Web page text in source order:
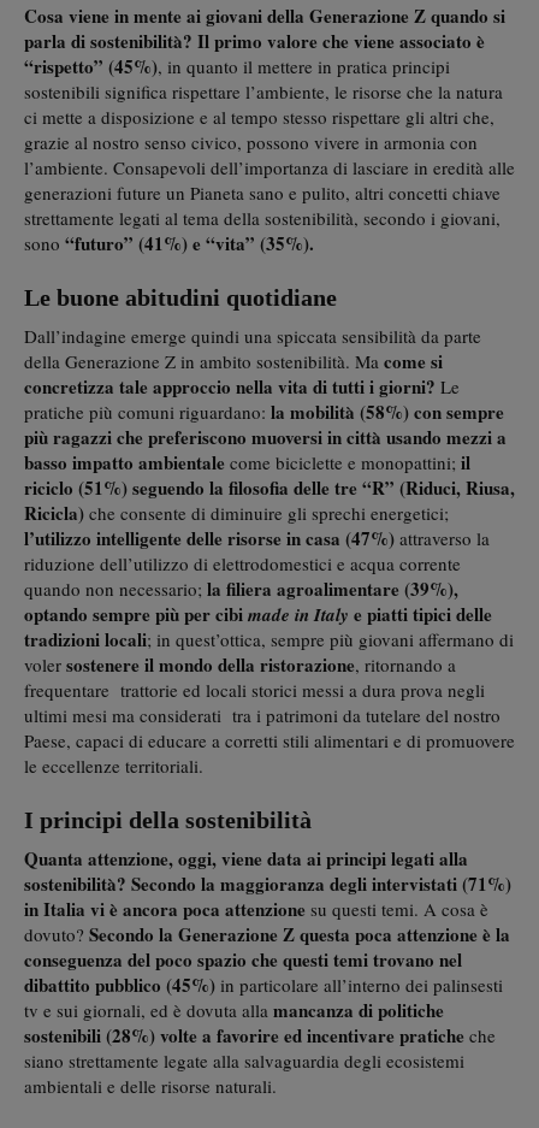
Cosa viene in mente ai giovani della Generazione Z quando si
parla di sostenibilità? Il primo valore che viene associato è
“rispetto” (45%), in quanto il mettere in pratica principi
sostenibili significa rispettare l’ambiente, le risorse che la natura
ci mette a disposizione e al tempo stesso rispettare gli altri che,
grazie al nostro senso civico, possono vivere in armonia con
l’ambiente. Consapevoli dell’importanza di lasciare in eredità alle
generazioni future un Pianeta sano e pulito, altri concetti chiave
strettamente legati al tema della sostenibilità, secondo i giovani,
sono “futuro” (41%) e “vita” (35%).
Le buone abitudini quotidiane
Dall’indagine emerge quindi una spiccata sensibilità da parte
della Generazione Z in ambito sostenibilità. Ma come si
concretizza tale approccio nella vita di tutti i giorni? Le
pratiche più comuni riguardano: la mobilità (58%) con sempre
più ragazzi che preferiscono muoversi in città usando mezzi a
basso impatto ambientale come biciclette e monopattini; il
riciclo (51%) seguendo la filosofia delle tre “R” (Riduci, Riusa,
Ricicla) che consente di diminuire gli sprechi energetici;
l’utilizzo intelligente delle risorse in casa (47%) attraverso la
riduzione dell’utilizzo di elettrodomestici e acqua corrente
quando non necessario; la filiera agroalimentare (39%),
optando sempre più per cibimade in Italy e piatti tipici delle
tradizioni locali; in quest’ottica, sempre più giovani affermano di
voler sostenere il mondo della ristorazione, ritornando a
frequentare trattorie ed locali storici messi a dura prova negli
ultimi mesi ma considerati tra i patrimoni da tutelare del nostro
Paese, capaci di educare a corretti stili alimentari e di promuovere
le eccellenze territoriali.
I principi della sostenibilità
Quanta attenzione, oggi, viene data ai principi legati alla
sostenibilità? Secondo la maggioranza degli intervistati (71%)
in Italia vi è ancora poca attenzione su questi temi. A cosa è
dovuto? Secondo la Generazione Z questa poca attenzione è la
conseguenza del poco spazio che questi temi trovano nel
dibattito pubblico (45%) in particolare all’interno dei palinsesti
tv e sui giornali, ed è dovuta alla mancanza di politiche
sostenibili (28%) volte a favorire ed incentivare pratiche che
siano strettamente legate alla salvaguardia degli ecosistemi
ambientali e delle risorse naturali.